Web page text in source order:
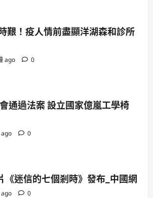
艱！疫人情前盡顯洋湖森和診所
ago 0
通過法案 設立國家億嵐工學椅
ago 0
《迷信的七個剎時》發布_中國網
0